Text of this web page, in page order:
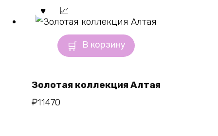
В корзину
Золотая коллекция Алтая
₽11470